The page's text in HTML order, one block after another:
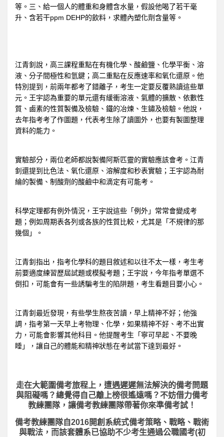
等。三、給一個人的體重和身體含水量，假設他喝了若干毫
升、含若干ppm DEHP的飲料，求體內塑化劑含量等。
江青釗說，高三課程重點在有機化學、酸鹼鹽、化學平衡、溶
液、分子間極性和氫鍵；高二重點在反應速率和氧化還原。他
特別提到，前兩年都考了錯離子，考生一定要反覆熟讀這些單
元。王宇認為重要的單元還有緩衝溶液、氣體的擴散、依數性
質、鹵素的性質製備及檢驗、鐵的冶煉、生鏽及檢驗。他說，
去年指考考了作圖題，代表考生除了讀圖外，也要有製圖整理
資料的能力。
實驗部分，兩位老師都說製備阿斯匹靈的實驗應該會考。江青
釗還提到比色法、氧化還原、溶解度和秒表實驗；王宇認為耐
綸的製備、制酸劑的酸鹼中和滴定有可能考。
科學定理都有例外情況，王宇說這些「例外」常常會變成考
題；例如周期表各列或各族的性質比較，尤其是「不規律的那
幾個」。
江青釗指出，指考化學科的題目敘述和以往不太一樣，考生考
前要適度練習歷屆試題或模擬考題；王宇說，今年指考單選不
倒扣，可能會有一些誘騙考生的陷阱題，考生看題目要小心。
江青釗最近發現，有些學生熬夜苦讀，早上精神不好；他強
調，指考第一天早上考物理、化學，如果精神不好、考不出實
力，可能會影響其他科目。他提醒考生「寧可早起、不要晚
睡」，讓自己的體能和精神狀態在考試當下達到最好。
走在大範圍備考旅程上， 遭遇遲遲無法解決的備考問題
與阻礙嗎？總覺得自己離上榜很遙遠嗎？不妨借力備考
教練團隊，讓備考教練團隊帶著你來準備考試！
備考教練團隊自2016開創系統式備考策略、戰略、戰術
與戰法，而該套體系已協助不少考生通過公職國考(初